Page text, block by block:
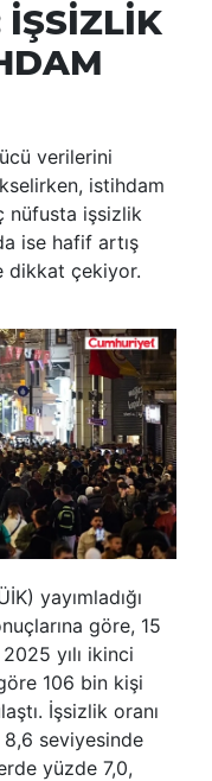
verilerini
istihdam
nüfusta işsizlik
ise hafif artış
dikkat çekiyor.
yayımladığı
göre, 15
yılı ikinci
106 bin kişi
İşsizlik oranı
seviyesinde
yüzde 7,0,